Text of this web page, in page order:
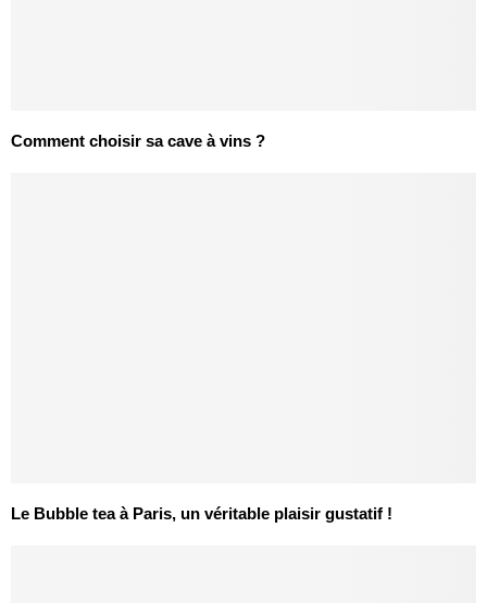
Comment choisir sa cave à vins ?
Le Bubble tea à Paris, un véritable plaisir gustatif !